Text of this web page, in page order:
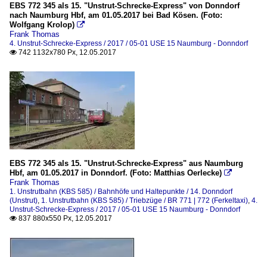
EBS 772 345 als 15. "Unstrut-Schrecke-Express" von Donndorf
nach Naumburg Hbf, am 01.05.2017 bei Bad Kösen. (Foto:
Wolfgang Krolop) 
Frank Thomas
4. Unstrut-Schrecke-Express / 2017 / 05-01 USE 15 Naumburg - Donndorf
 742 1132x780 Px, 12.05.2017
EBS 772 345 als 15. "Unstrut-Schrecke-Express" aus Naumburg
Hbf, am 01.05.2017 in Donndorf. (Foto: Matthias Oerlecke) 
Frank Thomas
1. Unstrutbahn (KBS 585) / Bahnhöfe und Haltepunkte / 14. Donndorf
(Unstrut) 1. Unstrutbahn (KBS 585) / Triebzüge / BR 771 | 772 (Ferkeltaxi) 4.
Unstrut-Schrecke-Express / 2017 / 05-01 USE 15 Naumburg - Donndorf
 837 880x550 Px, 12.05.2017